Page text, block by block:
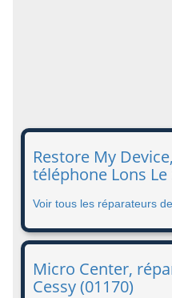
Restore My
téléphone Lons Le
Voir tous les réparateurs
Micro Center,
Cessy (01170)